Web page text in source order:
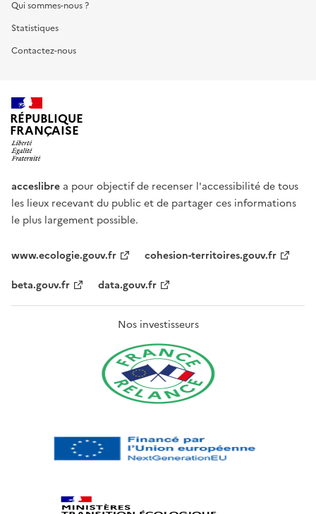
Qui sommes-nous ?
Statistiques
Contactez-nous
RÉPUBLIQUE
FRANÇAISE
acceslibre a pour objectif de recenser l'accessibilité de tous
les lieux recevant du public et de partager ces informations
le plus largement possible.
www.ecologie.gouv.fr
cohesion-territoires.gouv.fr
beta.gouv.fr
data.gouv.fr
Nos investisseurs